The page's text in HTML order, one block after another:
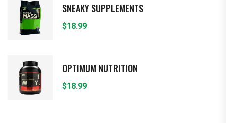
SNEAKY SUPPLEMENTS
$18.99
OPTIMUM NUTRITION
$18.99